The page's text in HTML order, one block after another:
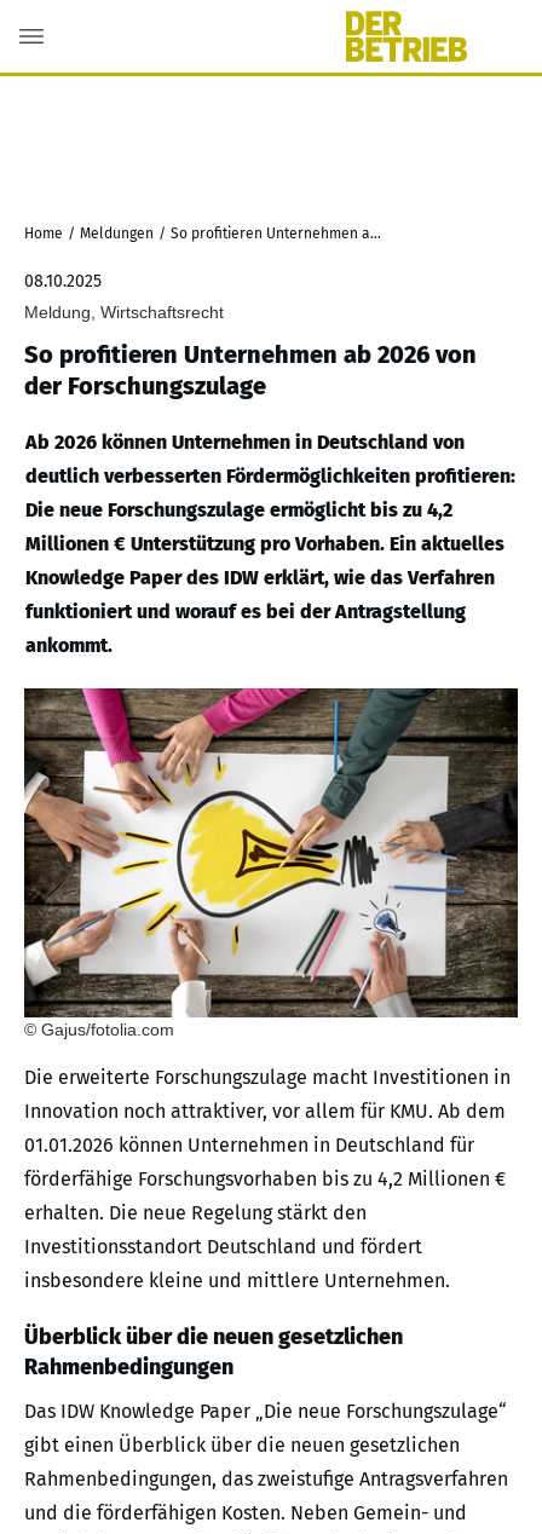
Home / Meldungen / So profitieren Unternehmen ab 2026 von der Forschungszulage
08.10.2025
Meldung, Wirtschaftsrecht
So profitieren Unternehmen ab 2026 von
der Forschungszulage
Ab 2026 können Unternehmen in Deutschland von
deutlich verbesserten Fördermöglichkeiten profitieren:
Die neue Forschungszulage ermöglicht bis zu 4,2
Millionen € Unterstützung pro Vorhaben. Ein aktuelles
Knowledge Paper des IDW erklärt, wie das Verfahren
funktioniert und worauf es bei der Antragstellung
ankommt.
© Gajus/fotolia.com
Die erweiterte Forschungszulage macht Investitionen in
Innovation noch attraktiver, vor allem für KMU. Ab dem
01.01.2026 können Unternehmen in Deutschland für
förderfähige Forschungsvorhaben bis zu 4,2 Millionen €
erhalten. Die neue Regelung stärkt den
Investitionsstandort Deutschland und fördert
insbesondere kleine und mittlere Unternehmen.
Überblick über die neuen gesetzlichen
Rahmenbedingungen
Das IDW Knowledge Paper „Die neue Forschungszulage“
gibt einen Überblick über die neuen gesetzlichen
Rahmenbedingungen, das zweistufige Antragsverfahren
und die förderfähigen Kosten. Neben Gemein- und